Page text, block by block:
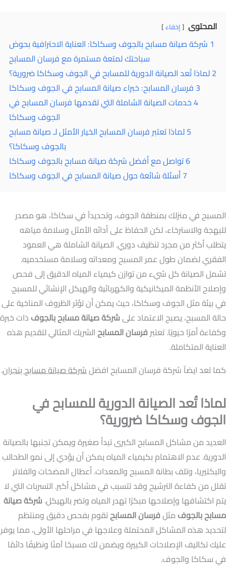
المحتوى إخفاء
1 شركة صيانة مسابح بالجوف وسكاكا: العناية الاحترافية بحوض
سباحتك لمتعة مستمرة مع فرسان المسابح
2لماذا تُعد الصيانة الدورية للمسابح في الجوف وسكاكا ضرورية؟
3 فرسان المسابح: خبراء صيانة المسابح في الجوف وسكاكا
4خدمات الصيانة الشاملة التي تقدمها فرسان المسابح في
الجوف وسكاكا
5لماذا تعتبر فرسان المسابح الخيار الأمثل لـ صيانة مسابح
بالجوف وسكاكا؟
6تواصل مع أفضل شركة صيانة مسابح بالجوف وسكاكا
7أسئلة شائعة حول صيانة المسابح في الجوف وسكاكا
المسبح في منزلك بمنطقة الجوف، وتحديداً في سكاكا، هو مصدر
للبهجة والاسترخاء، لكن الحفاظ على أدائه الأمثل وسلامة مياهه
يتطلب أكثر من مجرد تنظيف دوري. الصيانة الشاملة هي العمود
الفقري لضمان طول عمر المسبح ومعداته وسلامة مستخدميه.
تشمل الصيانة كل شيء من توازن كيمياء المياه الدقيق إلى فحص
وإصلاح الأنظمة الميكانيكية والكهربائية والهيكل الإنشائي للمسبح.
في بيئة مثل الجوف وسكاكا، حيث يمكن أن تؤثر الظروف المناخية على
حالة المسبح، يصبح الاعتماد علىشركة صيانة مسابح بالجوف ذات خبرة
وكفاءة أمرًا حيويًا. تعتبرفرسان المسابحالشريك المثالي لتقديم هذه
العناية المتكاملة.
كما تعد ايضاً شركة فرسان المسابح افضلشركة صيانة مسابح بنجران.
لماذا تُعد الصيانة الدورية للمسابح في
الجوف وسكاكا ضرورية؟
العديد من مشاكل المسابح الكبرى تبدأ صغيرة ويمكن تجنبها بالصيانة
الدورية. عدم الاهتمام بكيمياء المياه يمكن أن يؤدي إلى نمو الطحالب
والبكتيريا، وتلف بطانة المسبح والمعدات. أعطال المضخات والفلاتر
تقلل من كفاءة الترشيح وقد تتسبب في مشاكل أكبر. التسربات التي لا
يتم اكتشافها وإصلاحها مبكرًا تهدر المياه وتضر بالهيكل.شركة صيانة
مسابح بالجوف مثلفرسان المسابحتقوم بفحص دقيق ومنتظم
لتحديد هذه المشاكل المحتملة وعلاجها في مراحلها الأولى، مما يوفر
عليك تكاليف الإصلاحات الكبيرة ويضمن لك مسبحًا آمنًا ونظيفًا دائمًا
في سكاكا والجوف.